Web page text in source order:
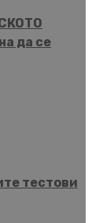
да се
тестови